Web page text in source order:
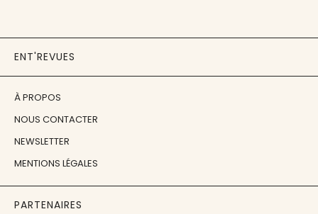
ENT'REVUES
À PROPOS
NOUS CONTACTER
NEWSLETTER
MENTIONS LÉGALES
PARTENAIRES